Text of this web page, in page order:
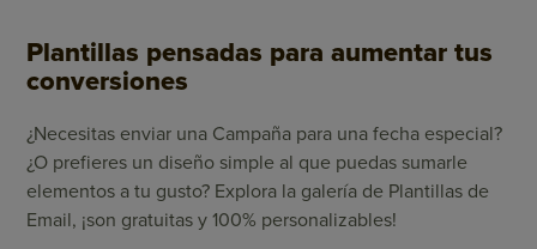
Plantillas pensadas para aumentar tus
conversiones
¿Necesitas enviar una Campaña para una fecha especial?
¿O prefieres un diseño simple al que puedas sumarle
elementos a tu gusto? Explora la galería de Plantillas de
Email, ¡son gratuitas y 100% personalizables!